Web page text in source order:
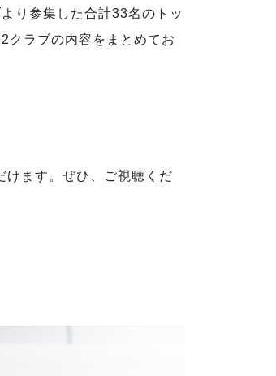
り参集した合計33名のトッ
クラブの内容をまとめてお
けます。ぜひ、ご視聴くだ